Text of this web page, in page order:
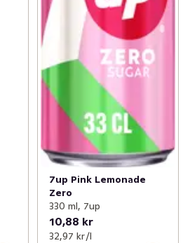
7up Pink Lemonade
Zero
330 ml, 7up
10,88 kr
32,97 kr /l